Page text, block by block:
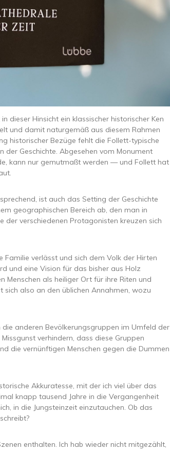
dieser Hinsicht ein klassischer historischer Ken
und damit naturgemäß aus diesem Rahmen
historischer Bezüge fehlt die Follett-typische
der Geschichte. Abgesehen vom Monument
kann nur gemutmaßt werden — und Follett hat
ist auch das Setting der Geschichte
geographischen Bereich ab, den man in
der verschiedenen Protagonisten kreuzen sich
verlässt und sich dem Volk der Hirten
und eine Vision für das bisher aus Holz
als heiliger Ort für ihre Riten und
sich also an den üblichen Annahmen, wozu
anderen Bevölkerungsgruppen im Umfeld der
verhindern, dass diese Gruppen
die vernünftigen Menschen gegen die Dummen
Akkuratesse, mit der ich viel über das
knapp tausend Jahre in die Vergangenheit
in die Jungsteinzeit einzutauchen. Ob das
enthalten. Ich hab wieder nicht mitgezählt,